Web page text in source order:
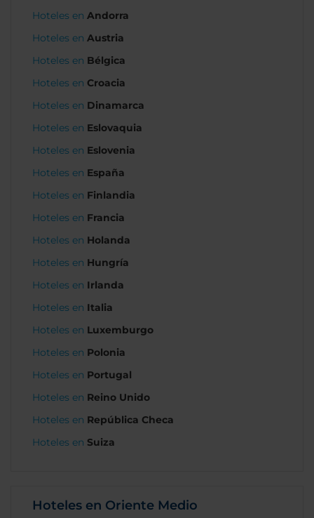
Hoteles en Andorra
Hoteles en Austria
Hoteles en Bélgica
Hoteles en Croacia
Hoteles en Dinamarca
Hoteles en Eslovaquia
Hoteles en Eslovenia
Hoteles en España
Hoteles en Finlandia
Hoteles en Francia
Hoteles en Holanda
Hoteles en Hungría
Hoteles en Irlanda
Hoteles en Italia
Hoteles en Luxemburgo
Hoteles en Polonia
Hoteles en Portugal
Hoteles en Reino Unido
Hoteles en República Checa
Hoteles en Suiza
Hoteles en Oriente Medio